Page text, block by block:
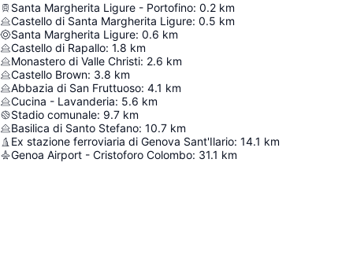
Santa Margherita Ligure - Portofino: 0.2 km
Castello di Santa Margherita Ligure: 0.5 km
Santa Margherita Ligure: 0.6 km
Castello di Rapallo: 1.8 km
Monastero di Valle Christi: 2.6 km
Castello Brown: 3.8 km
Abbazia di San Fruttuoso: 4.1 km
Cucina - Lavanderia: 5.6 km
Stadio comunale: 9.7 km
Basilica di Santo Stefano: 10.7 km
Ex stazione ferroviaria di Genova Sant'Ilario: 14.1 km
Genoa Airport - Cristoforo Colombo: 31.1 km